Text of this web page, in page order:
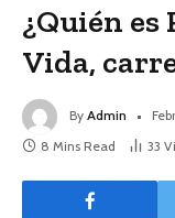
¿Quién
Vida,
By Admin
8 Mins Read
33